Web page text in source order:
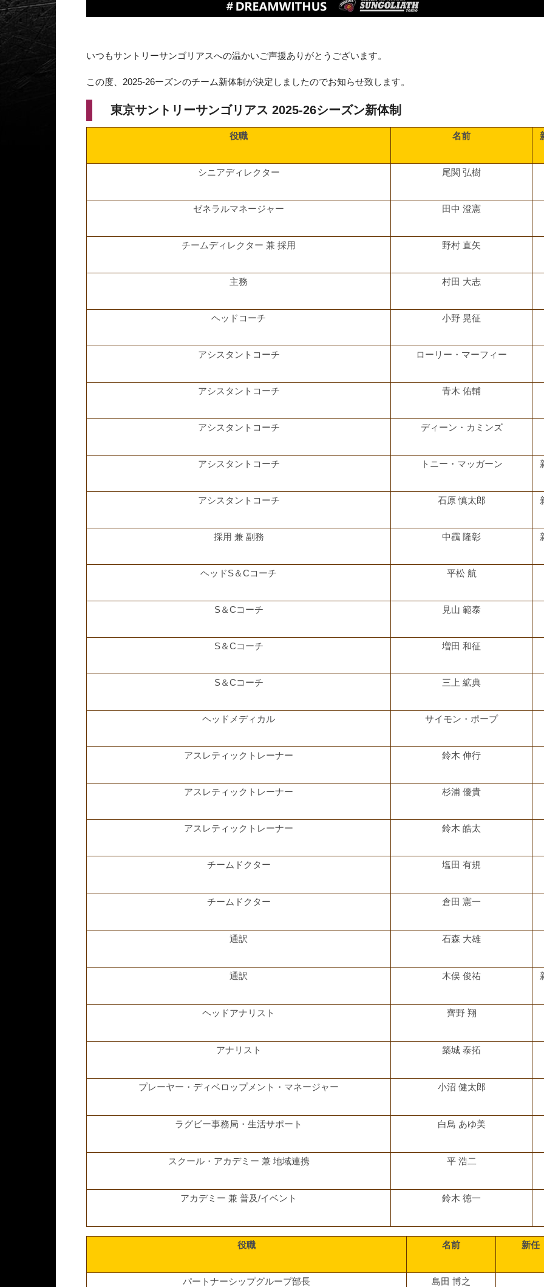
いつもサントリーサンゴリアスへの温かいご声援ありがとうございます。
この度、2025-26ーズンのチーム新体制が決定しましたのでお知らせ致します。
東京サントリーサンゴリアス 2025-26シーズン新体制
役職 名前
シニアディレクター 尾関 弘樹
ゼネラルマネージャー 田中 澄憲
チームディレクター 兼 採用 野村 直矢
主務 村田 大志
ヘッドコーチ 小野 晃征
アシスタントコーチ ローリー・マーフィー
アシスタントコーチ 青木 佑輔
アシスタントコーチ ディーン・カミンズ
アシスタントコーチ トニー・マッガーン
アシスタントコーチ 石原 慎太郎
採用 兼 副務 中靍 隆彰
ヘッドS＆Cコーチ 平松 航
S＆Cコーチ 見山 範泰
S＆Cコーチ 増田 和征
S＆Cコーチ 三上 絋典
ヘッドメディカル サイモン・ポープ
アスレティックトレーナー 鈴木 伸行
アスレティックトレーナー 杉浦 優貴
アスレティックトレーナー 鈴木 皓太
チームドクター 塩田 有規
チームドクター 倉田 憲一
通訳 石森 大雄
通訳 木俣 俊祐
ヘッドアナリスト 齊野 翔
アナリスト 築城 泰拓
プレーヤー・ディベロップメント・マネージャー 小沼 健太郎
ラグビー事務局・生活サポート 白鳥 あゆ美
スクール・アカデミー 兼 地域連携 平 浩二
アカデミー 兼 普及/イベント 鈴木 徳一
役職 名前 新任
パートナーシップグループ部長 島田 博之